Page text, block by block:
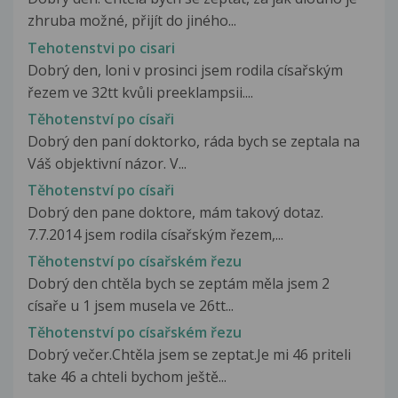
zhruba možné, přijít do jiného...
Tehotenstvi po cisari
Dobrý den, loni v prosinci jsem rodila císařským
řezem ve 32tt kvůli preeklampsii....
Těhotenství po císaři
Dobrý den paní doktorko, ráda bych se zeptala na
Váš objektivní názor. V...
Těhotenství po císaři
Dobrý den pane doktore, mám takový dotaz.
7.7.2014 jsem rodila císařským řezem,...
Těhotenství po císařském řezu
Dobrý den chtěla bych se zeptám měla jsem 2
císaře u 1 jsem musela ve 26tt...
Těhotenství po císařském řezu
Dobrý večer.Chtěla jsem se zeptat.Je mi 46 priteli
take 46 a chteli bychom ještě...